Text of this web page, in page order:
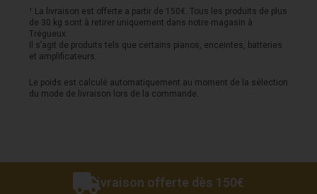
-
S460T
-
¹ La livraison est offerte a partir de 150€. Tous les produits de plus
de 30 kg sont à retirer uniquement dans notre magasin à
Trégueux.
Il s’agit de produits tels que certains pianos, enceintes, batteries
et amplificateurs.
Le poids est calculé automatiquement au moment de la sélection
du mode de livraison lors de la commande.
Livraison offerte dès 150€